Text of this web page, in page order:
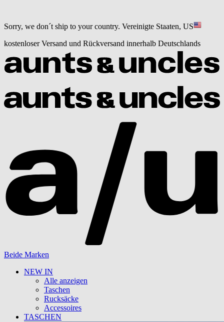
Sorry, we don´t ship to your country. Vereinigte Staaten, US
kostenloser Versand und Rückversand innerhalb Deutschlands
Beide Marken
NEW IN
Alle anzeigen
Taschen
Rucksäcke
Accessoires
TASCHEN